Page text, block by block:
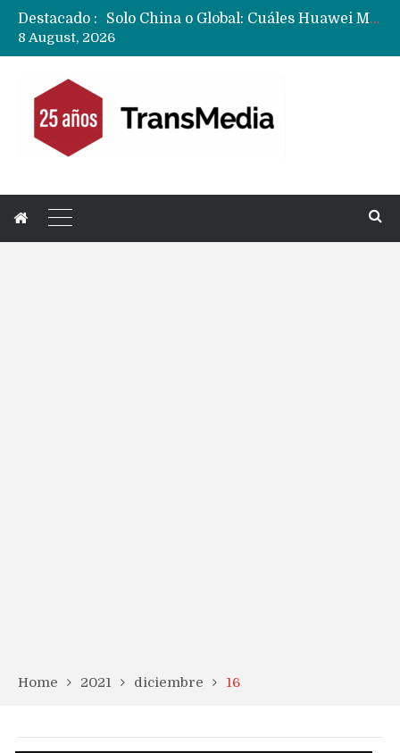
Destacado :
Data Centers de Huawei en Chile, México, Brasil,Perú y Argentina podrían verse afectados por arremetida de EE.UU
8 August, 2026
Home 2021 diciembre 16